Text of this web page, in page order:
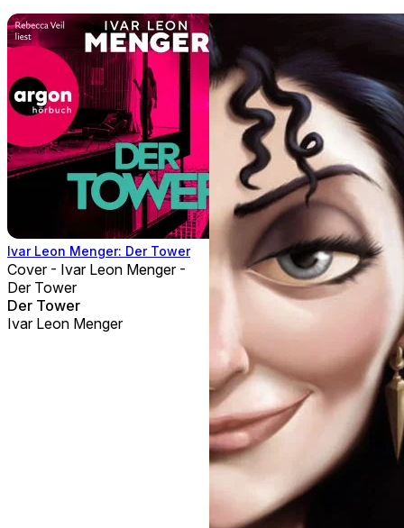
Ivar Leon Menger: Der Tower
Cover - Ivar Leon Menger -
Der Tower
Der Tower
Ivar Leon Menger